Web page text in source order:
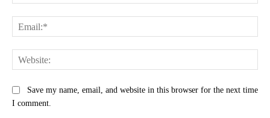
Save my name, email, and website in this browser for the next time
I comment.